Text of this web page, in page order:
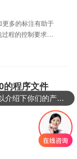
多的标注有助于
程的控制要求3.
对8.2.3顾客满
的程序文件
可以介绍下你们的产品么？